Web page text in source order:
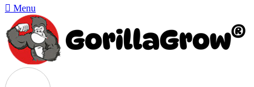
Menu